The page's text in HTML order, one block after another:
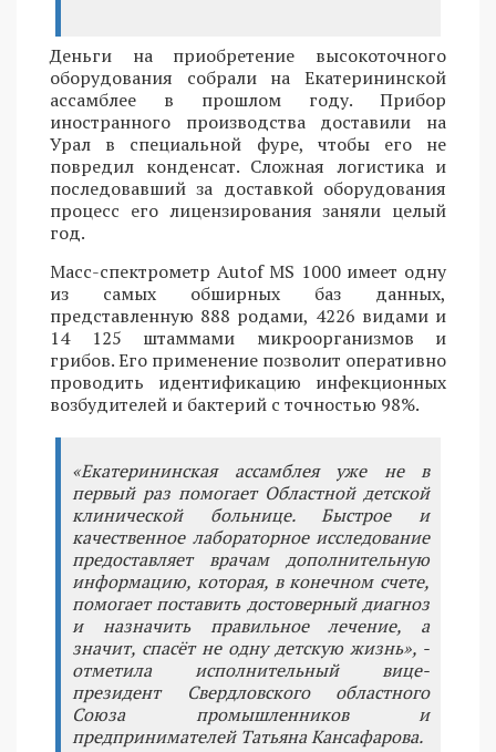
Деньги на приобретение высокоточного
оборудования собрали на Екатерининской
ассамблее в прошлом году. Прибор
иностранного производства доставили на
Урал в специальной фуре, чтобы его не
повредил конденсат. Сложная логистика и
последовавший за доставкой оборудования
процесс его лицензирования заняли целый
год.
Масс-спектрометр Autof MS 1000 имеет одну
из самых обширных баз данных,
представленную 888 родами, 4226 видами и
14 125 штаммами микроорганизмов и
грибов. Его применение позволит оперативно
проводить идентификацию инфекционных
возбудителей и бактерий с точностью 98%.
«Екатерининская ассамблея уже не в
первый раз помогает Областной детской
клинической больнице. Быстрое и
качественное лабораторное исследование
предоставляет врачам дополнительную
информацию, которая, в конечном счете,
помогает поставить достоверный диагноз
и назначить правильное лечение, а
значит, спасёт не одну детскую жизнь», -
отметила исполнительный вице-
президент Свердловского областного
Союза промышленников и
предпринимателей Татьяна Кансафарова.